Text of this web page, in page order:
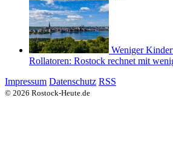
Weniger
Rollatoren: Rostock rechnet mit
Impressum Datenschutz RSS
© 2026 Rostock-Heute.de